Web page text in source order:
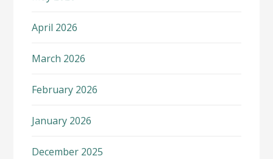
April 2026
March 2026
February 2026
January 2026
December 2025